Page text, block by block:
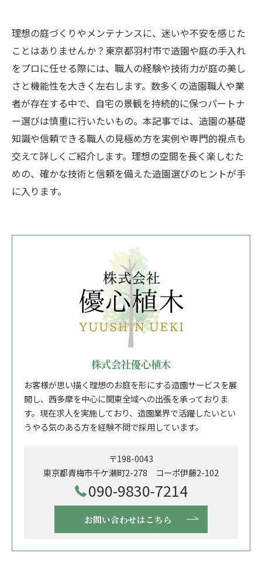
理想の庭づくりやメンテナンスに、迷いや不安を感じた
ことはありませんか？東京都羽村市で造園や庭の手入れ
をプロに任せる際には、職人の経験や技術力が庭の美し
さと機能性を大きく左右します。数多くの造園職人や業
者が存在する中で、自宅の景観を持続的に保つパートナ
ー選びは慎重に行いたいもの。本記事では、造園の基礎
知識や信頼できる職人の見極め方を実例や専門的視点も
交えて詳しくご紹介します。理想の空間を長く楽しむた
めの、確かな技術と信頼を備えた造園選びのヒントが手
に入ります。
株式会社優心植木
お客様が思い描く理想のお庭を形にする造園サービスを展
開し、西多摩を中心に関東全域への出張を承っておりま
す。現在求人を実施しており、造園業界で活躍したいとい
うやる気のある方を経験不問で採用しています。
〒198-0043
東京都青梅市千ケ瀬町2-278 コーポ伊藤2-102
090-9830-7214
お問い合わせはこちら